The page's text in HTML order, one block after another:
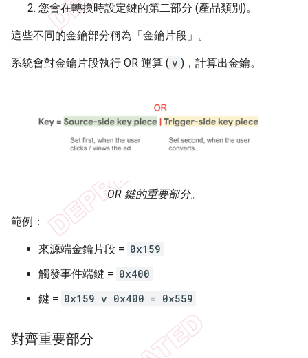
您會在轉換時設定鍵的第二部分 (產品類別)。
這些不同的金鑰部分稱為「金鑰片段」。
系統會對金鑰片段執行 OR 運算 ( v )，計算出金鑰。
OR 鍵的重要部分。
範例：
來源端金鑰片段 = 0x159
觸發事件端鍵 = 0x400
鍵 = 0x159 v 0x400 = 0x559
對齊重要部分